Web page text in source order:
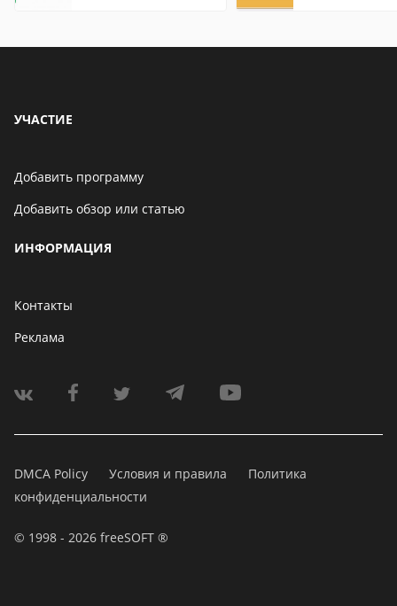
УЧАСТИЕ
Добавить программу
Добавить обзор или статью
ИНФОРМАЦИЯ
Контакты
Реклама
DMCA Policy Условия и правила
Политика
конфиденциальности
© 1998 - 2026 freeSOFT ®